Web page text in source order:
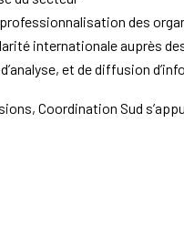
des
internationale auprès
et de diffusion
Coordination Sud